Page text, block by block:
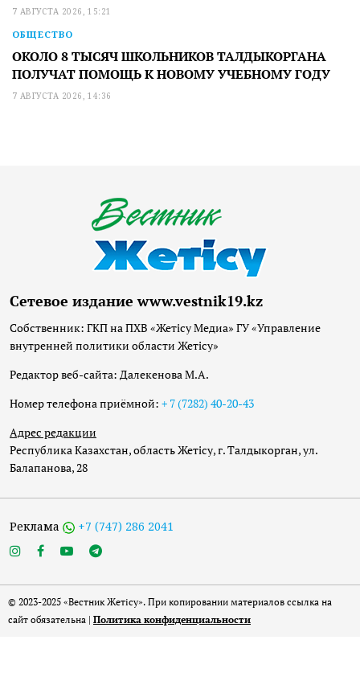
7 АВГУСТА 2026, 15:21
ОБЩЕСТВО
ОКОЛО 8 ТЫСЯЧ ШКОЛЬНИКОВ ТАЛДЫКОРГАНА
ПОЛУЧАТ ПОМОЩЬ К НОВОМУ УЧЕБНОМУ ГОДУ
7 АВГУСТА 2026, 14:36
Сетевое издание www.vestnik19.kz
Собственник: ГКП на ПХВ «Жетісу Медиа» ГУ «Управление
внутренней политики области Жетісу»
Редактор веб-сайта: Далекенова М.А.
Номер телефона приёмной: + 7 (7282) 40-20-43
Адрес редакции
Республика Казахстан, область Жетісу, г. Талдыкорган, ул.
Балапанова, 28
Реклама +7 (747) 286 2041
© 2023-2025 «Вестник Жетісу». При копировании материалов ссылка на
сайт обязательна | Политика конфиденциальности